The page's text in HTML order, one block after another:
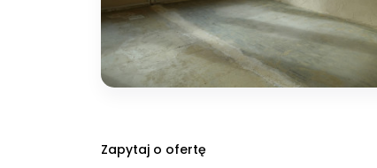
Zapytaj o ofertę